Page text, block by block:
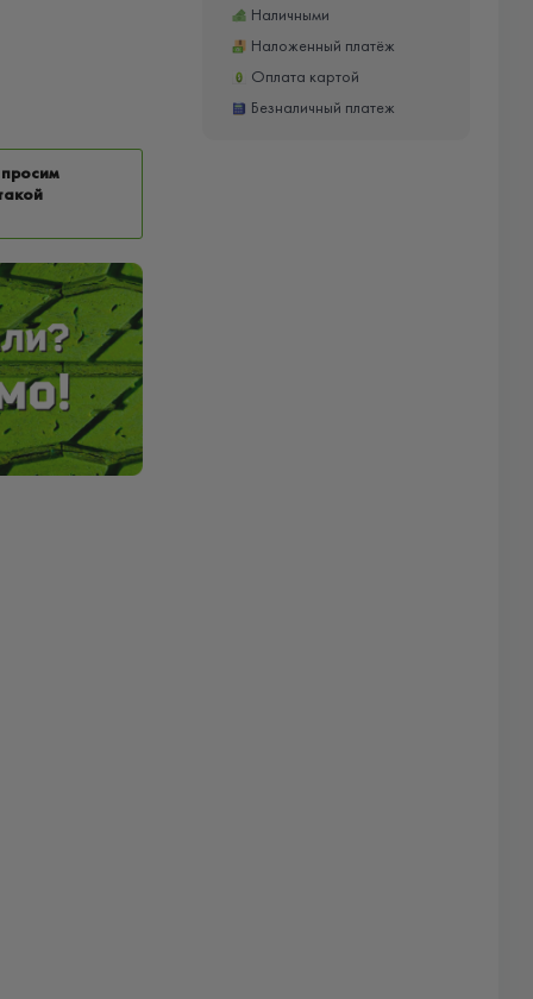
Наличными
Наложенный платёж
Оплата картой
Безналичный платеж